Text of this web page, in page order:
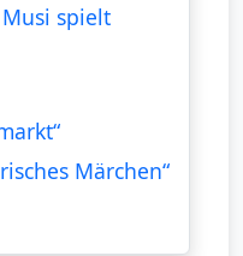
spielt
Märchen“